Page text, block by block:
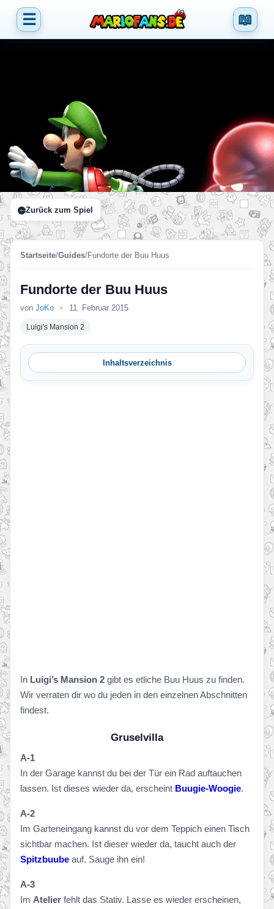
☰ 📖
Zurück zum Spiel
Startseite/Guides/Fundorte der Buu Huus
Fundorte der Buu Huus
von JoKo • 11. Februar 2015
Luigi's Mansion 2
Inhaltsverzeichnis
In Luigi’s Mansion 2 gibt es etliche Buu Huus zu finden.
Wir verraten dir wo du jeden in den einzelnen Abschnitten
findest.
Gruselvilla
A-1
In der Garage kannst du bei der Tür ein Rad auftauchen
lassen. Ist dieses wieder da, erscheint Buugie-Woogie.
A-2
Im Garteneingang kannst du vor dem Teppich einen Tisch
sichtbar machen. Ist dieser wieder da, taucht auch der
Spitzbuube auf. Sauge ihn ein!
A-3
Im Atelier fehlt das Stativ. Lasse es wieder erscheinen,